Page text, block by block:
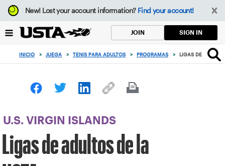
Enfoque
desde
botón
volver
principio
New!Lost your account information? Find your account!
JOIN SIGN IN
INICIO > JUEGA > TENIS PARA ADULTOS > PROGRAMAS > LIGAS DE
U.S. VIRGIN ISLANDS
Ligas de adultos de la